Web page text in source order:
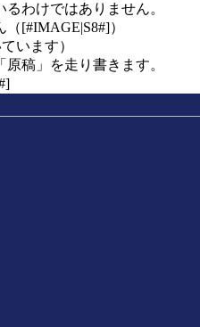
わけではありません。
[#IMAGE|S8#]）
います）
稿」を走り書きます。